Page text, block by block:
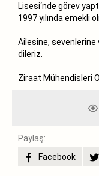
Lisesi‘nde görev
1997 yılında emekli
Ailesine, sevenlerine
dileriz.
Ziraat Mühendisleri
Paylaş:
Facebook